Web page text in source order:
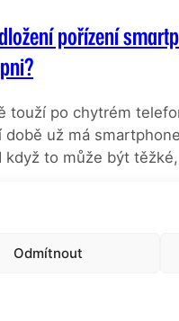
Odmítnout
pořízení
touží po chytrém
době už má
když to může být
obrovskou